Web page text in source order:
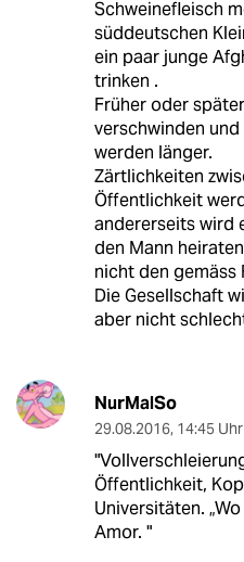
Schweinefleisch
süddeutschen
ein paar junge
trinken .
Früher oder
verschwinden und
werden länger.
Zärtlichkeiten
Öffentlichkeit
andererseits wird
den Mann
nicht den gemäss
Die Gesellschaft
aber nicht
NurMalSo
29.08.2016, 14:45 Uhr
Öffentlichkeit,
Universitäten.
Amor. "